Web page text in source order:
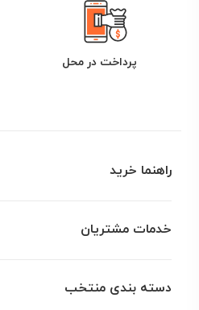
پرداخت در محل
راهنما خرید
خدمات مشتریان
دسته بندی منتخب